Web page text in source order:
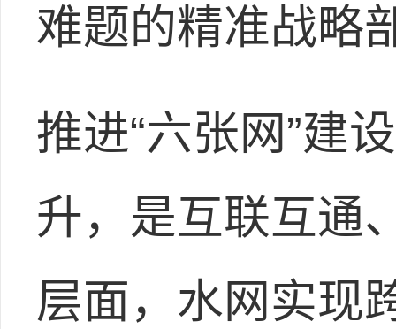
难题的精准战略
推进“六张网”建
升，是互联互通
层面，水网实现